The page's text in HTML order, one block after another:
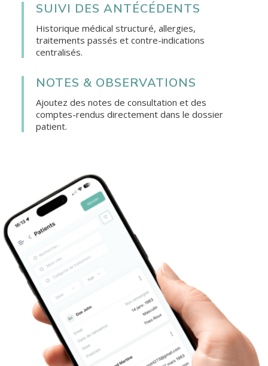
SUIVI DES ANTÉCÉDENTS
Historique médical structuré, allergies,
traitements passés et contre-indications
centralisés.
NOTES & OBSERVATIONS
Ajoutez des notes de consultation et des
comptes-rendus directement dans le dossier
patient.